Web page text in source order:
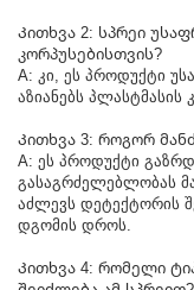
Კითხვა 2: სპრეი
კორპუსებისთვის?
A: კი, ეს პროდუქტი
აზიანებს პლასტმასის
Კითხვა 3: როგორ
A: ეს პროდუქტი
გასაგრძელებლობას
აძლევს დეტექტორის
დგომის დროს.
Კითხვა 4: რომელი